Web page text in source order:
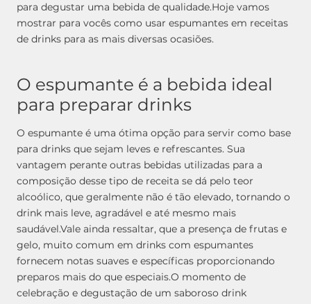
para degustar uma bebida de qualidade.Hoje vamos
mostrar para vocês como usar espumantes em receitas
de drinks para as mais diversas ocasiões.
O espumante é a bebida ideal
para preparar drinks
O espumante é uma ótima opção para servir como base
para drinks que sejam leves e refrescantes. Sua
vantagem perante outras bebidas utilizadas para a
composição desse tipo de receita se dá pelo teor
alcoólico, que geralmente não é tão elevado, tornando o
drink mais leve, agradável e até mesmo mais
saudável.Vale ainda ressaltar, que a presença de frutas e
gelo, muito comum em drinks com espumantes
fornecem notas suaves e específicas proporcionando
preparos mais do que especiais.O momento de
celebração e degustação de um saboroso drink